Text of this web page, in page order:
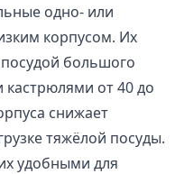
одно- или
корпусом. Их
большого
от 40 до
снижает
тяжёлой посуды.
удобными для